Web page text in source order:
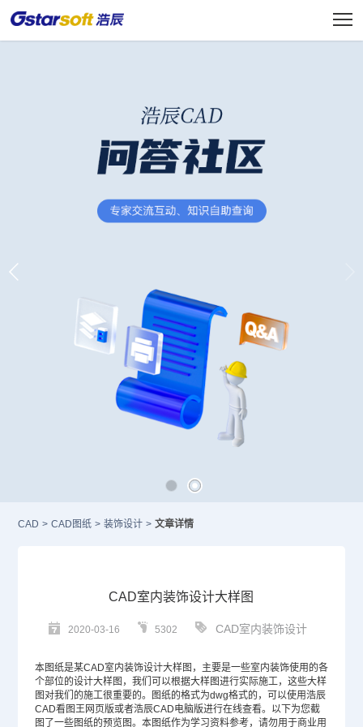
CAD > CAD图纸 > 装饰设计 > 文章详情
CAD室内装饰设计大样图
2020-03-16 5302 CAD室内装饰设计
本图纸是某CAD室内装饰设计大样图，主要是一些室内装饰使用的各
个部位的设计大样图，我们可以根据大样图进行实际施工，这些大样
图对我们的施工很重要的。图纸的格式为dwg格式的，可以使用浩辰
CAD看图王网页版或者浩辰CAD电脑版进行在线查看。以下为您截
图了一些图纸的预览图。本图纸作为学习资料参考，请勿用于商业用